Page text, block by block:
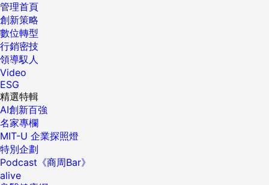
管理首頁
創新策略
數位轉型
行銷密技
領導馭人
Video
ESG
精選特輯
AI創新百強
名家專欄
MIT-U 企業探照燈
特別企劃
Podcast《商周Bar》
alive